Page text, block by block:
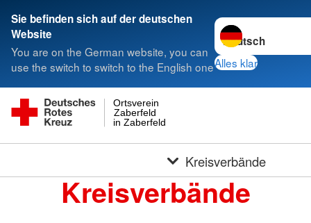
Sie befinden sich auf der deutschen
Website
You are on the German website, you can
use the switch to switch to the English one
Sprache wechseln
Alles klar
in Zaberfeld
Zaberfeld
Ortsverein
Kreisverbände
Kreisverbände